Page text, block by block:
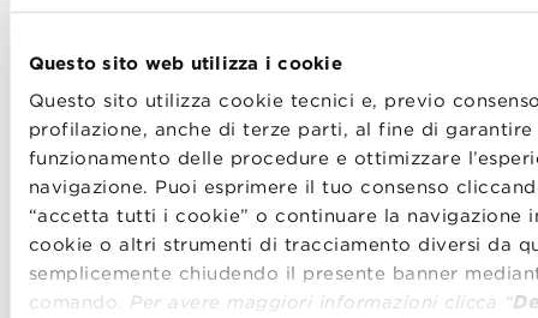
Questo sito web utilizza i cookie
Questo sito utilizza cookie tecnici e, previo
profilazione, anche di terze parti, al fine di
funzionamento delle procedure e ottimizzare
navigazione. Puoi esprimere il tuo consenso
“accetta tutti i cookie” o continuare la navigazione
cookie o altri strumenti di tracciamento diversi da
semplicemente chiudendo il presente banner
comando. Per avere maggiori informazioni clicca “
Vuoi leggere altri Dialoghi con speaker della
Community di BBS? Clicca qui
SHARE